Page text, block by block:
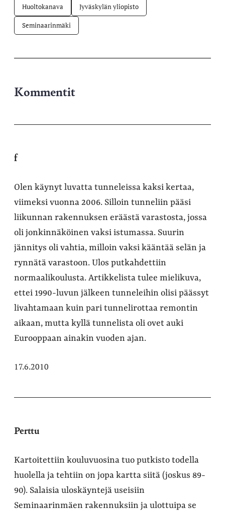
Huoltokanava Jyväskylän yliopisto
Seminaarinmäki
Kommentit
f
Olen käynyt luvatta tunneleissa kaksi kertaa,
viimeksi vuonna 2006. Silloin tunneliin pääsi
liikunnan rakennuksen eräästä varastosta, jossa
oli jonkinnäköinen vaksi istumassa. Suurin
jännitys oli vahtia, milloin vaksi kääntää selän ja
rynnätä varastoon. Ulos putkahdettiin
normaalikoulusta. Artikkelista tulee mielikuva,
ettei 1990-luvun jälkeen tunneleihin olisi päässyt
livahtamaan kuin pari tunnelirottaa remontin
aikaan, mutta kyllä tunnelista oli ovet auki
Eurooppaan ainakin vuoden ajan.
17.6.2010
Perttu
Kartoitettiin kouluvuosina tuo putkisto todella
huolella ja tehtiin on jopa kartta siitä (joskus 89-
90). Salaisia uloskäyntejä useisiin
Seminaarinmäen rakennuksiin ja ulottuipa se